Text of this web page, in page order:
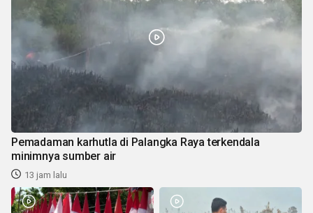
Pemadaman karhutla di Palangka Raya terkendala
minimnya sumber air
13 jam lalu